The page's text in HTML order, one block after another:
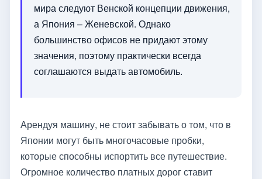
мира следуют Венской концепции движения,
а Япония – Женевской. Однако
большинство офисов не придают этому
значения, поэтому практически всегда
соглашаются выдать автомобиль.
Арендуя машину, не стоит забывать о том, что в
Японии могут быть многочасовые пробки,
которые способны испортить все путешествие.
Огромное количество платных дорог ставит